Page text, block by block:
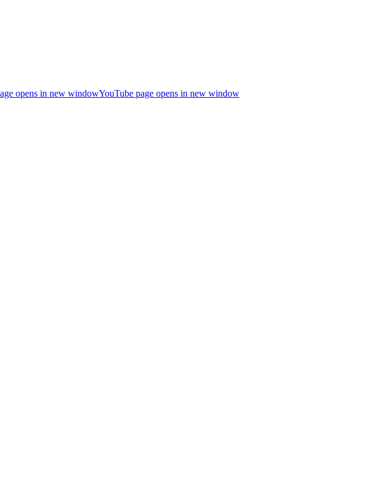
opens in new windowYouTube page opens in new window